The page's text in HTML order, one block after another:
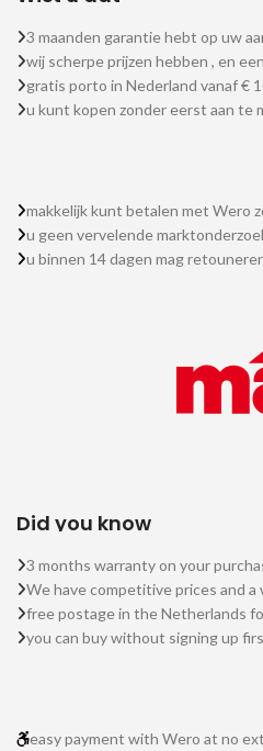
3 maanden garantie hebt op uw
wij scherpe prijzen hebben , en
gratis porto in Nederland vanaf €
u kunt kopen zonder eerst aan te
makkelijk kunt betalen met Wero
u geen vervelende
u binnen 14 dagen mag
Did you know
3 months warranty on your
We have competitive prices and
free postage in the Netherlands
you can buy without signing up
easy payment with Wero at no